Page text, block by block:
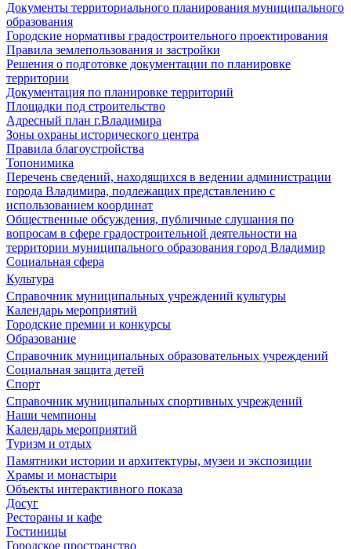
Документы территориального планирования муниципального
образования
Городские нормативы градостроительного проектирования
Правила землепользования и застройки
Решения о подготовке документации по планировке
территории
Документация по планировке территорий
Площадки под строительство
Адресный план г.Владимира
Зоны охраны исторического центра
Правила благоустройства
Топонимика
Перечень сведений, находящихся в ведении администрации
города Владимира, подлежащих представлению с
использованием координат
Общественные обсуждения, публичные слушания по
вопросам в сфере градостроительной деятельности на
территории муниципального образования город Владимир
Социальная сфера
Культура
Справочник муниципальных учреждений культуры
Календарь мероприятий
Городские премии и конкурсы
Образование
Справочник муниципальных образовательных учреждений
Социальная защита детей
Спорт
Справочник муниципальных спортивных учреждений
Наши чемпионы
Календарь мероприятий
Туризм и отдых
Памятники истории и архитектуры, музеи и экспозиции
Храмы и монастыри
Объекты интерактивного показа
Досуг
Рестораны и кафе
Гостиницы
Городское пространство